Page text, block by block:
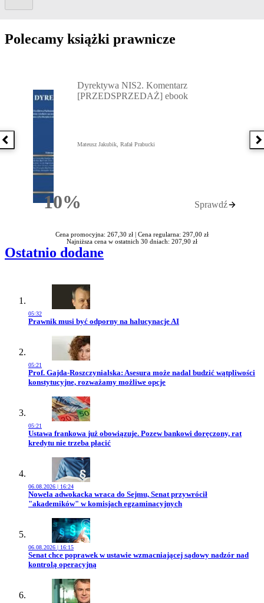
Polecamy książki prawnicze
Poprzednia książka
10%Rabatu
Dyrektywa NIS2. Komentarz
[PRZEDSPRZEDAŻ] ebook
Mateusz Jakubik, Rafał Prabucki
Sprawdź
Cena promocyjna: 267,30 zł | Cena regularna: 297,00 zł
Najniższa cena w ostatnich 30 dniach: 207,90 zł
Ostatnio dodane
05:32
Przejdź do artykułu:
Prawnik musi być odporny na halucynacje AI
05:21
Przejdź do artykułu:
Prof. Gajda-Roszczynialska: Asesura może nadal budzić wątpliwości
konstytucyjne, rozważamy możliwe opcje
05:21
Przejdź do artykułu:
Ustawa frankowa już obowiązuje. Pozew bankowi doręczony, rat
kredytu nie trzeba płacić
06.08.2026 | 16:24
Przejdź do artykułu:
Nowela adwokacka wraca do Sejmu, Senat przywrócił
"akademików" w komisjach egzaminacyjnych
06.08.2026 | 16:15
Przejdź do artykułu:
Senat chce poprawek w ustawie wzmacniającej sądowy nadzór nad
kontrolą operacyjną